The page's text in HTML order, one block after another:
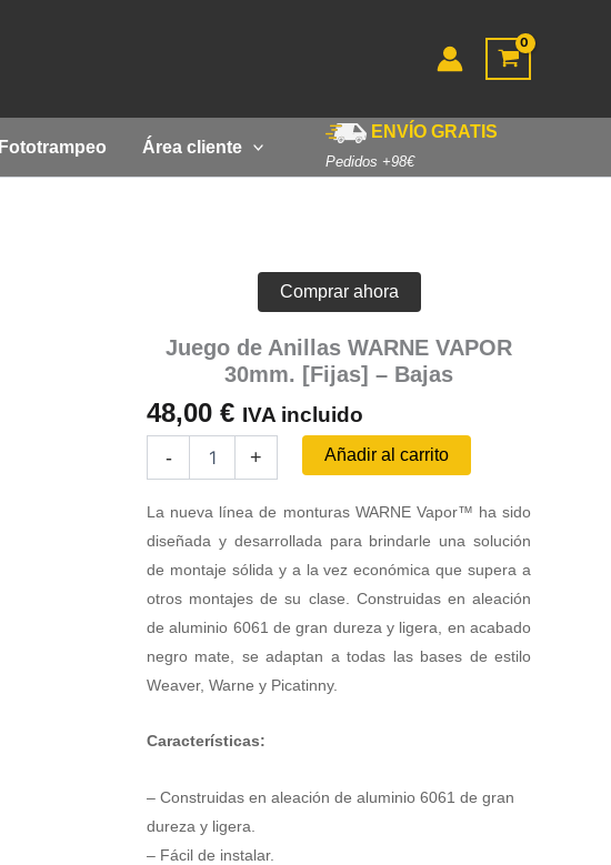
Fototrampeo Área cliente
ENVÍO GRATIS
Pedidos +98€
Comprar ahora
Juego de Anillas WARNE VAPOR
30mm. [Fijas] – Bajas
48,00 € IVA incluido
-
WARNE
VAPOR
[Fijas]
-
Bajas
+ Añadir al carrito
La nueva línea de monturas WARNE Vapor™ ha sido
diseñada y desarrollada para brindarle una solución
de montaje sólida y a la vez económica que supera a
otros montajes de su clase. Construidas en aleación
de aluminio 6061 de gran dureza y ligera, en acabado
negro mate, se adaptan a todas las bases de estilo
Weaver, Warne y Picatinny.
Características:
– Construidas en aleación de aluminio 6061 de gran
dureza y ligera.
– Fácil de instalar.